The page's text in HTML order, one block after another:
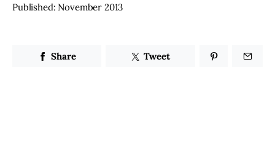
Published: November 2013
Share Tweet